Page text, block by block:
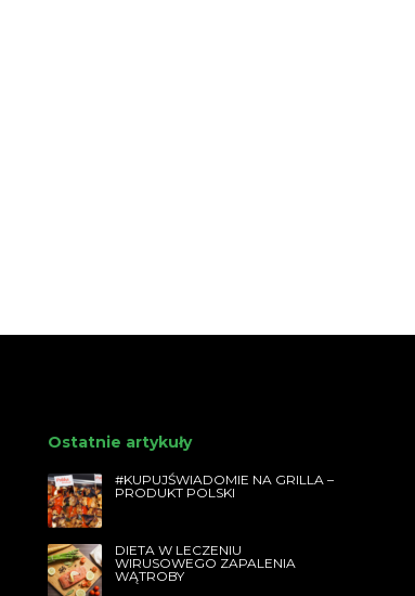
Ostatnie artykuły
#KUPUJŚWIADOMIE NA GRILLA –
PRODUKT POLSKI
DIETA W LECZENIU
WIRUSOWEGO ZAPALENIA
WĄTROBY